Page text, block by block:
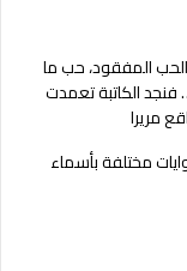
المفقود، حب ما
فنجد الكاتبة تعمدت
مريرا
مختلفة بأسماء